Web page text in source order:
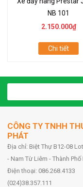
NB 101
2.150.000₫
Chi tiết
CÔNG TY TNHH
PHÁT
Địa chỉ: Biệt Thự B12-08
- Nam Từ Liêm - Thành Phố
Điện thoại: 086.268.4133
(024)38.357.111